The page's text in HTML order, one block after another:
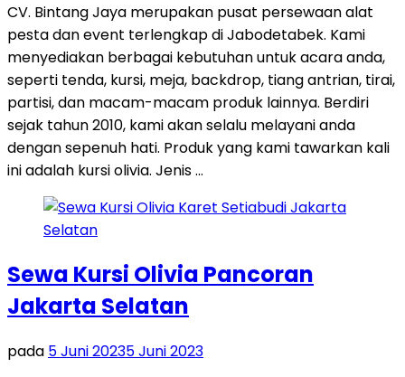
CV. Bintang Jaya merupakan pusat persewaan alat
pesta dan event terlengkap di Jabodetabek. Kami
menyediakan berbagai kebutuhan untuk acara anda,
seperti tenda, kursi, meja, backdrop, tiang antrian, tirai,
partisi, dan macam-macam produk lainnya. Berdiri
sejak tahun 2010, kami akan selalu melayani anda
dengan sepenuh hati. Produk yang kami tawarkan kali
ini adalah kursi olivia. Jenis …
Sewa Kursi Olivia Pancoran
Jakarta Selatan
pada 5 Juni 20235 Juni 2023